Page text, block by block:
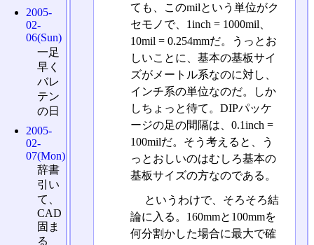
ても、このmilという単位がク
セモノで、1inch = 1000mil、
10mil = 0.254mmだ。うっとお
しいことに、基本の基板サイ
ズがメートル系なのに対し、
インチ系の単位なのだ。しか
しちょっと待て。DIPパッケ
ージの足の間隔は、0.1inch =
100milだ。そう考えると、う
っとおしいのはむしろ基本の
基板サイズの方なのである。
というわけで、そろそろ結
論に入る。160mmと100mmを
何分割かした場合に最大で確
2005-
02-
06(Sun)
一足
早く
バレ
テン
の日
2005-
02-
07(Mon)
辞書
引い
て、
CAD
固ま
る